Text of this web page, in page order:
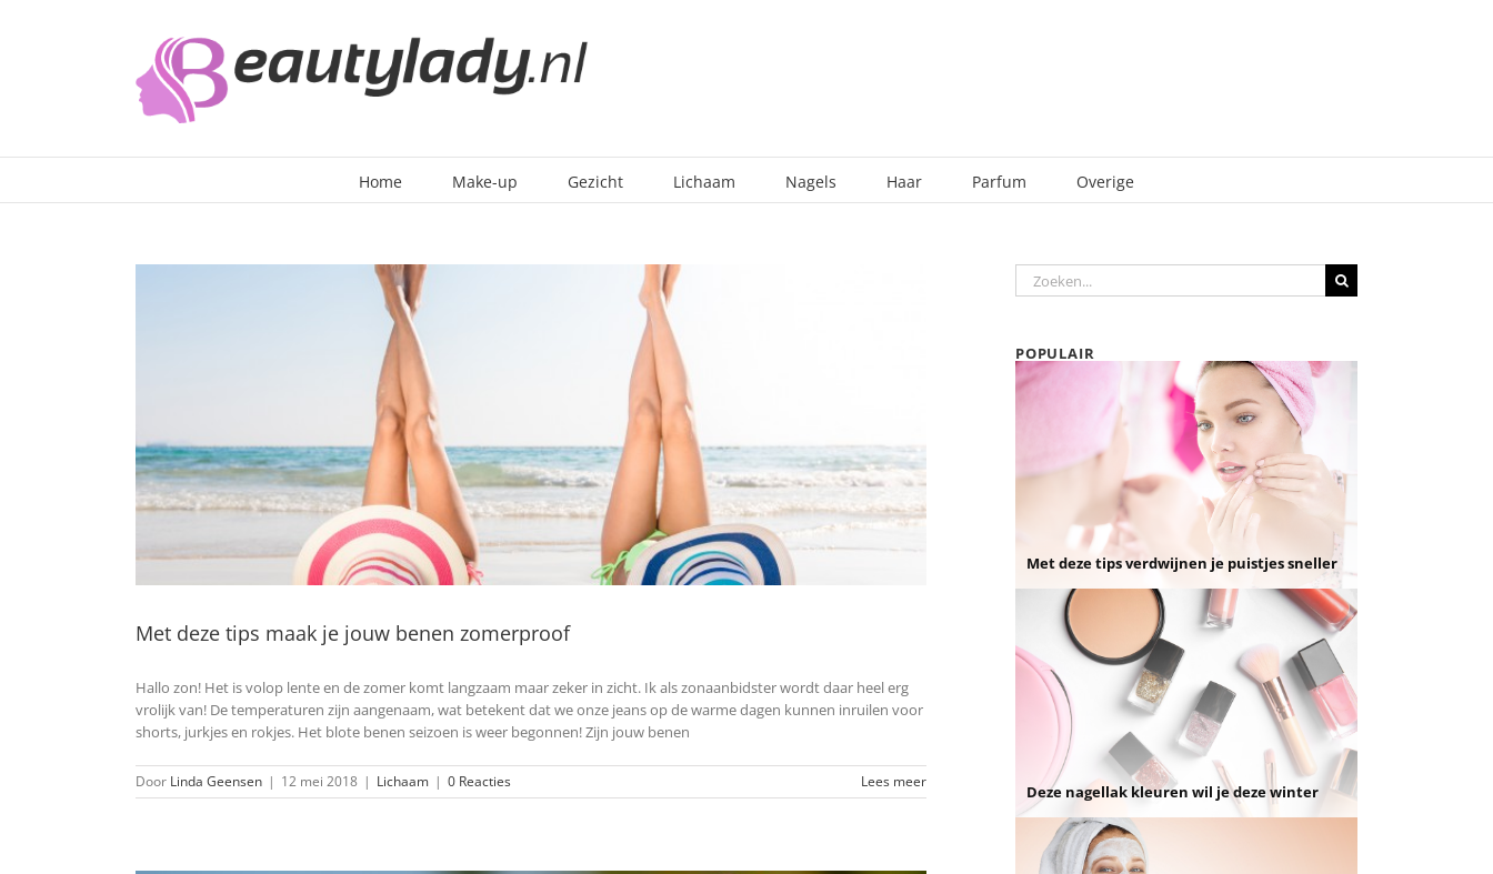
Home Make-up Gezicht Lichaam Nagels Haar Parfum Overige
Met deze tips maak je jouw benen zomerproof
Hallo zon! Het is volop lente en de zomer komt langzaam maar zeker in zicht. Ik als zonaanbidster wordt daar heel erg
vrolijk van! De temperaturen zijn aangenaam, wat betekent dat we onze jeans op de warme dagen kunnen inruilen voor
shorts, jurkjes en rokjes. Het blote benen seizoen is weer begonnen! Zijn jouw benen
Door Linda Geensen | 12 mei 2018 | Lichaam | 0 Reacties Lees meer
Zoeken
naar:
POPULAIR
Met deze tips verdwijnen je puistjes sneller
Deze nagellak kleuren wil je deze winter